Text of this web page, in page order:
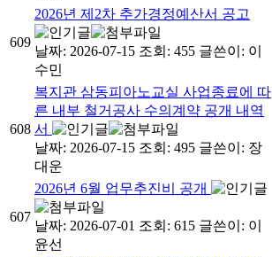
609
2026년 제2차 추가경정예산서 공고
날짜: 2026-07-15 조회: 455 글쓴이: 이
수민
608
복지관 삼동피아노교실 사업종료에 따
른 내부 철거공사 수의계약 공개 내역
서
날짜: 2026-07-15 조회: 495 글쓴이: 장
대운
607
2026년 6월 업무추진비 공개
날짜: 2026-07-01 조회: 615 글쓴이: 이
윤선